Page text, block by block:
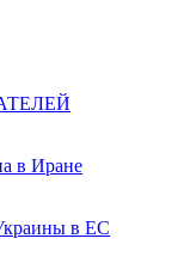
в Иране
в ЕС